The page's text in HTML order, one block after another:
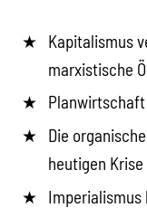
Kapitalismus
marxistische
Planwirtschaft
Die
heutigen
Imperialismus